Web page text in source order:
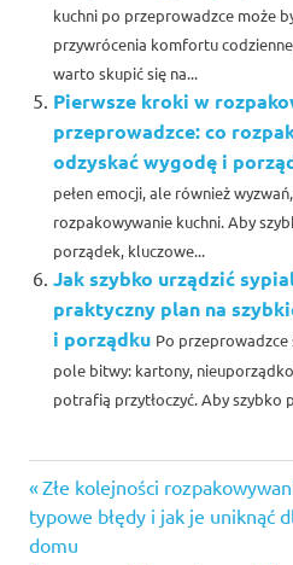
kuchni po przeprowadzce może
przywrócenia komfortu
warto skupić się na...
Pierwsze kroki w
przeprowadzce: co
odzyskać wygodę i
pełen emocji, ale również
rozpakowywanie kuchni. Aby
porządek, kluczowe...
Jak szybko urządzić
praktyczny plan na
i porządku Po
pole bitwy: kartony,
potrafią przytłoczyć. Aby szybko
Nawigacja
wpisu
Previous
Post:
Złe kolejności
typowe błędy i jak je uniknąć
domu